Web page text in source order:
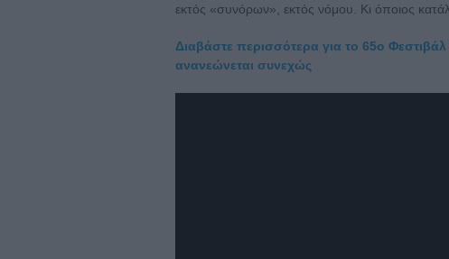
εκτός «συνόρων», εκτός νόμου. Κι όποιος
Διαβάστε περισσότερα για το 65ο
ανανεώνεται συνεχώς